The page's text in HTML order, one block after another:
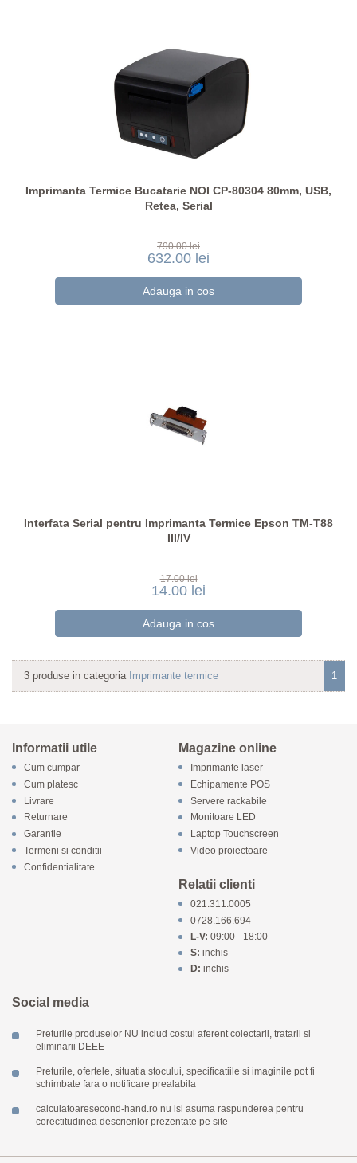
Imprimanta Termice Bucatarie NOI CP-80304 80mm, USB,
Retea, Serial
790.00 lei
632.00 lei
Interfata Serial pentru Imprimanta Termice Epson TM-T88
III/IV
17.00 lei
14.00 lei
3 produse in categoria Imprimante termice 1
Informatii utile
Cum cumpar
Cum platesc
Livrare
Returnare
Garantie
Termeni si conditii
Confidentialitate
Magazine online
Imprimante laser
Echipamente POS
Servere rackabile
Monitoare LED
Laptop Touchscreen
Video proiectoare
Relatii clienti
021.311.0005
0728.166.694
L-V: 09:00 - 18:00
S: inchis
D: inchis
Social media
Preturile produselor NU includ costul aferent colectarii, tratarii si
eliminarii DEEE
Preturile, ofertele, situatia stocului, specificatiile si imaginile pot fi
schimbate fara o notificare prealabila
calculatoaresecond-hand.ro nu isi asuma raspunderea pentru
corectitudinea descrierilor prezentate pe site